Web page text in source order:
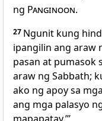
ng Panginoon.
27 Ngunit kung
ipangilin ang araw
pasan at pumasok
araw ng Sabbath;
ako ng apoy sa
ang mga palasyo